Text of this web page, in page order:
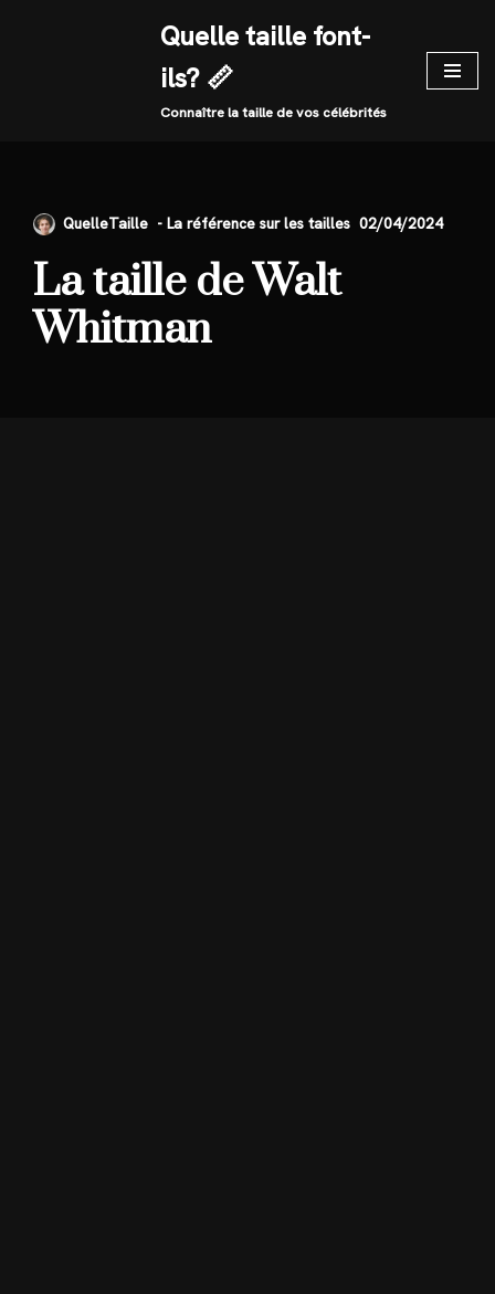
Quelle taille font-
ils? 📏
Connaître la taille de vos célébrités
QuelleTaille 02/04/2024
La taille de Walt
Whitman